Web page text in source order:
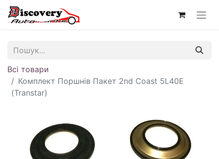
Всі товари
Комплект Поршнів Пакет 2nd Coast 5L40E
(Transtar)